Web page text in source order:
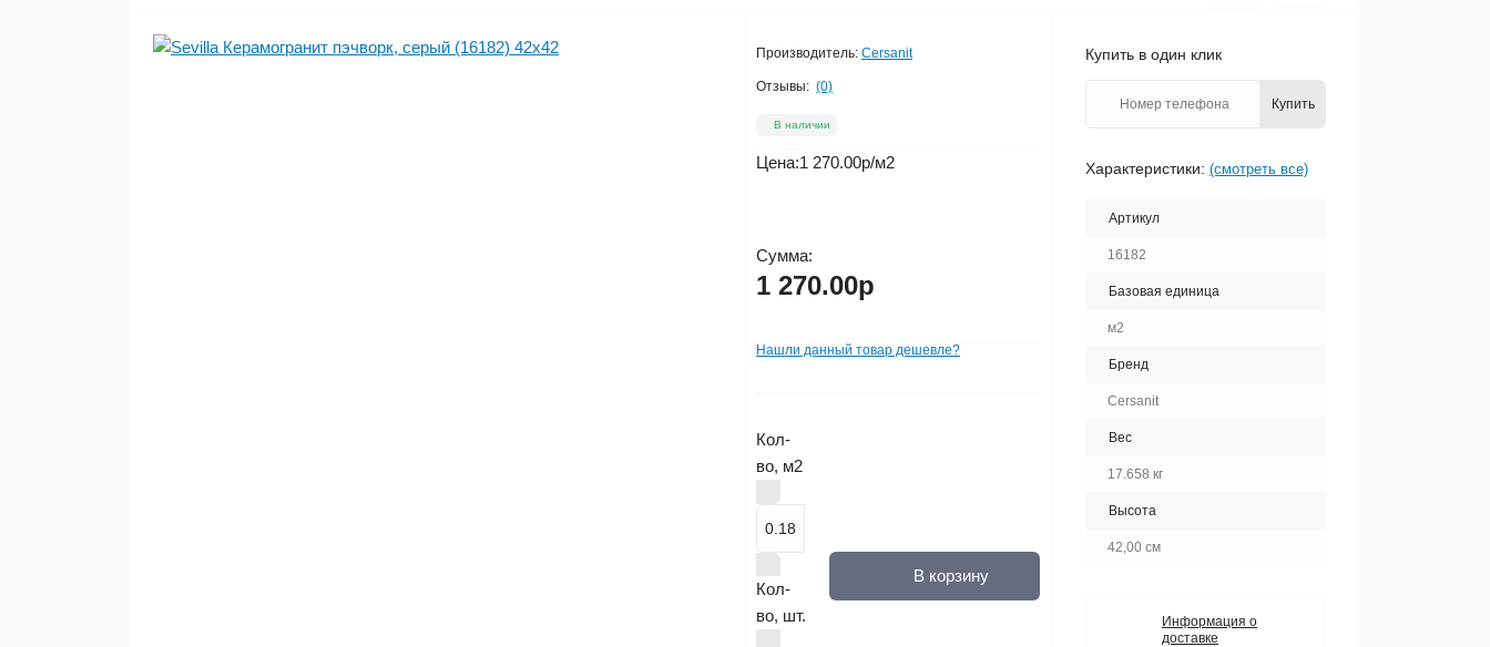
Производитель: Cersanit
Отзывы: (0)
В наличии
Цена:1 270.00р/м2
Сумма:
1 270.00р
Нашли данный товар дешевле?
Кол-
во, м2
Кол-
во, шт.
В корзину
Купить в один клик
Купить
Характеристики: (смотреть все)
Артикул
16182
Базовая единица
м2
Бренд
Cersanit
Вес
17.658 кг
Высота
42,00 см
Информация о
доставке